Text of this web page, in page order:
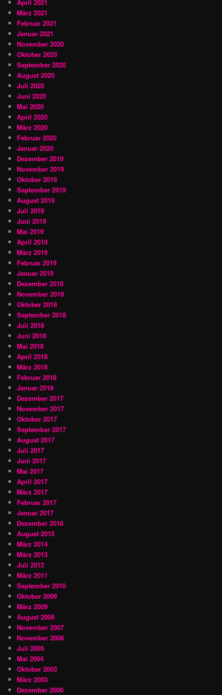
April 2021
März 2021
Februar 2021
Januar 2021
November 2020
Oktober 2020
September 2020
August 2020
Juli 2020
Juni 2020
Mai 2020
April 2020
März 2020
Februar 2020
Januar 2020
Dezember 2019
November 2019
Oktober 2019
September 2019
August 2019
Juli 2019
Juni 2019
Mai 2019
April 2019
März 2019
Februar 2019
Januar 2019
Dezember 2018
November 2018
Oktober 2018
September 2018
Juli 2018
Juni 2018
Mai 2018
April 2018
März 2018
Februar 2018
Januar 2018
Dezember 2017
November 2017
Oktober 2017
September 2017
August 2017
Juli 2017
Juni 2017
Mai 2017
April 2017
März 2017
Februar 2017
Januar 2017
Dezember 2016
August 2015
März 2014
März 2013
Juli 2012
März 2011
September 2010
Oktober 2009
März 2009
August 2008
November 2007
November 2006
Juli 2005
Mai 2004
Oktober 2003
März 2003
Dezember 2000